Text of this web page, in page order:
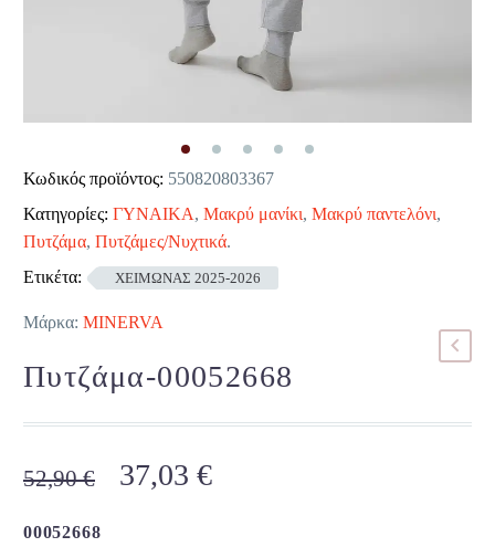
Κωδικός προϊόντος: 550820803367
Κατηγορίες: ΓΥΝΑΙΚΑ, Μακρύ μανίκι, Μακρύ παντελόνι,
Πυτζάμα, Πυτζάμες/Νυχτικά.
Ετικέτα:
ΧΕΙΜΩΝΑΣ 2025-2026
Μάρκα: MINERVA
Πυτζάμα-00052668
52,90€
Original
37,03 €Η
00052668